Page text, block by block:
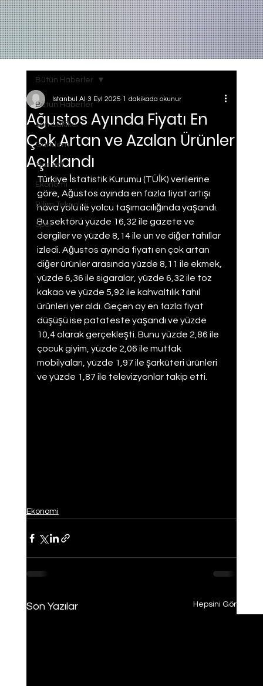
Bütün Haberler
Son Dakika
Gundem
Manset
Ekonomi
Bilim Teknoloji
Spor
Bütün Haberler
Ağustos Ayında Fiyatı En
Çok Artan ve Azalan Ürünler
Açıklandı
Istanbul AI 3 Eyl 2025 1 dakikada okunur
Türkiye İstatistik Kurumu (TÜİK) verilerine
göre, Ağustos ayında en fazla fiyat artışı
hava yolu ile yolcu taşımacılığında yaşandı.
Bu sektörü yüzde 16,32 ile gazete ve
dergiler ve yüzde 8,14 ile un ve diğer tahıllar
izledi. Ağustos ayında fiyatı en çok artan
diğer ürünler arasında yüzde 8,11 ile ekmek,
yüzde 6,36 ile sigaralar, yüzde 6,32 ile toz
kakao ve yüzde 5,92 ile kahvaltılık tahıl
ürünleri yer aldı. Geçen ay en fazla fiyat
düşüşü ise patateste yaşandı ve yüzde
10,4 olarak gerçekleşti. Bunu yüzde 2,86 ile
çocuk giyim, yüzde 2,06 ile mutfak
mobilyaları, yüzde 1,97 ile şarküteri ürünleri
ve yüzde 1,87 ile televizyonlar takip etti.
Ekonomi
Son Yazılar Hepsini Gör